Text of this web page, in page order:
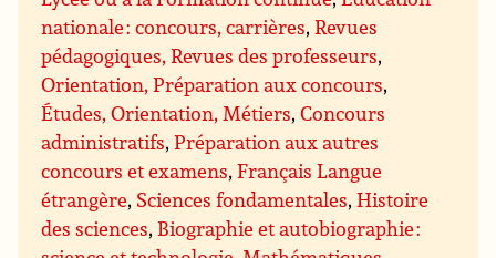
nationale : concours, carrières,Revues
pédagogiques, Revues des professeurs,
Orientation, Préparation aux concours,
Études, Orientation, Métiers,Concours
administratifs,Préparation aux autres
concours et examens,Français Langue
étrangère, Sciences fondamentales,Histoire
des sciences, Biographie et autobiographie :